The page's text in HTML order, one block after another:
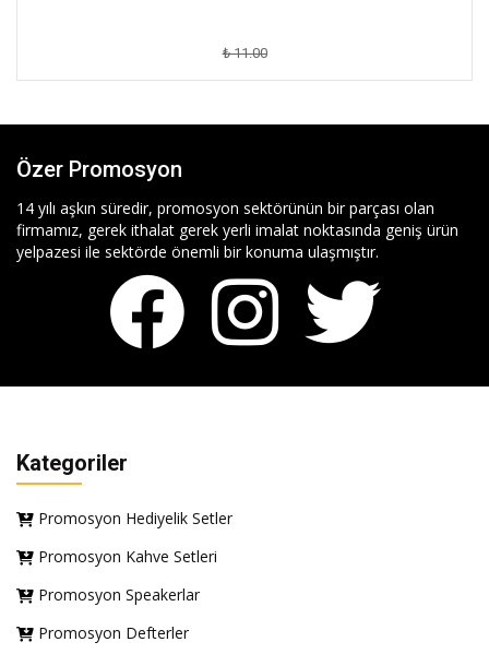
₺ 11.00
Özer Promosyon
14 yılı aşkın süredir, promosyon sektörünün bir parçası olan
firmamız, gerek ithalat gerek yerli imalat noktasında geniş ürün
yelpazesi ile sektörde önemli bir konuma ulaşmıştır.
Kategoriler
Promosyon Hediyelik Setler
Promosyon Kahve Setleri
Promosyon Speakerlar
Promosyon Defterler